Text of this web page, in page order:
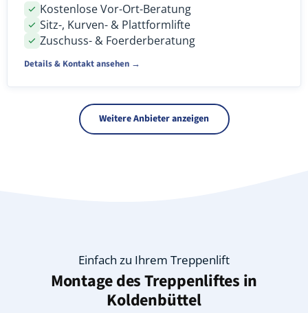
Kostenlose Vor-Ort-Beratung
Sitz-, Kurven- & Plattformlifte
Zuschuss- & Foerderberatung
Details & Kontakt ansehen →
Weitere Anbieter anzeigen
Einfach zu Ihrem Treppenlift
Montage des Treppenliftes in
Koldenbüttel